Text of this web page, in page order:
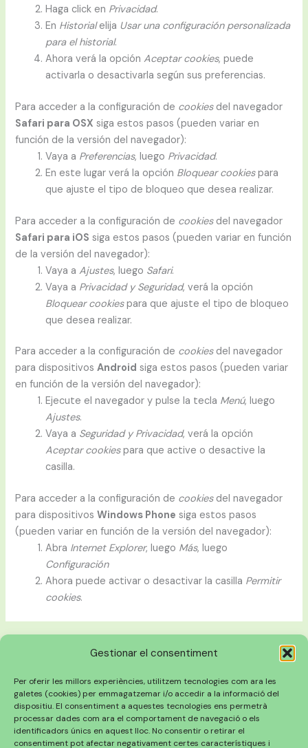
Gestionar el consentiment
Per oferir les millors experiències, utilitzem tecnologies com ara les
galetes (cookies) per emmagatzemar i/o accedir a la informació del
dispositiu. El consentiment a aquestes tecnologies ens permetrà
processar dades com ara el comportament de navegació o els
identificadors únics en aquest lloc. No consentir o retirar el
consentiment pot afectar negativament certes característiques i
Haga click en Privacidad.
En Historialelija Usar una configuración personalizada
para el historial.
Ahora verá la opciónAceptar cookies, puede
activarla o desactivarla según sus preferencias.
Para acceder a la configuración de cookiesdel navegador
Safari para OSX siga estos pasos (pueden variar en
función de la versión del navegador):
Vaya a Preferencias, luego Privacidad.
En este lugar verá la opción Bloquear cookiespara
que ajuste el tipo de bloqueo que desea realizar.
Para acceder a la configuración de cookiesdel navegador
Safari para iOS siga estos pasos (pueden variar en función
de la versión del navegador):
Vaya aAjustes, luego Safari.
Vaya a Privacidad y Seguridad, verá la opción
Bloquear cookiespara que ajuste el tipo de bloqueo
que desea realizar.
Para acceder a la configuración de cookiesdel navegador
para dispositivosAndroid siga estos pasos (pueden variar
en función de la versión del navegador):
Ejecute el navegador y pulse la tecla Menú, luego
Ajustes.
Vaya a Seguridad y Privacidad, verá la opción
Aceptar cookiespara que active o desactive la
casilla.
Para acceder a la configuración de cookiesdel navegador
para dispositivosWindows Phone siga estos pasos
(pueden variar en función de la versión del navegador):
Abra Internet Explorer, luego Más, luego
Configuración
Ahora puede activar o desactivar la casilla Permitir
cookies.